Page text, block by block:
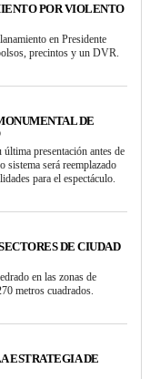
POR VIOLENTO
en Presidente
precintos y un DVR.
DE
presentación antes de
sistema será reemplazado
para el espectáculo.
DE CIUDAD
en las zonas de
metros cuadrados.
ESTRATEGIA DE